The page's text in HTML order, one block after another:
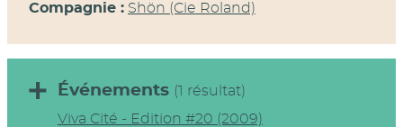
Compagnie : Shön (Cie Roland)
Événements (1 résultat)
Viva Cité - Edition #20 (2009)